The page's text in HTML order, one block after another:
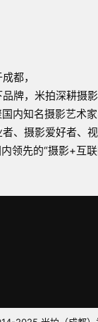
都，
牌，米拍深耕摄影
内知名摄影艺术家
、摄影爱好者、视
领先的“摄影+互联